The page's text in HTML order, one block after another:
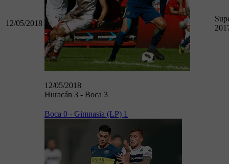
12/05/2018
12/05/2018
Huracán 3 - Boca 3
Boca 0 - Gimnasia (LP) 1